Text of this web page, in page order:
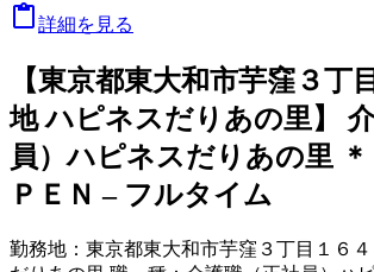
詳細を見る
【東京都東大和市芋窪３丁
地 ハピネスだりあの里】
員）ハピネスだりあの里 ＊
ＰＥＮ – フルタイム
勤務地： 東京都東大和市芋窪３丁目１６